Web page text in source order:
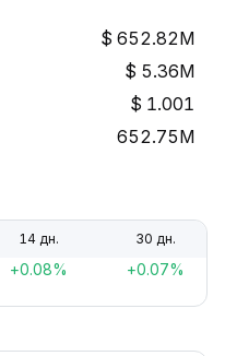
652.82M
5.36M
1.001
652.75M
14 дн. 30 дн.
+0.08% +0.07%